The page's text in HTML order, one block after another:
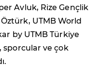
Avluk, Rize Gençlik
UTMB World
by UTMB Türkiye
sporcular ve çok